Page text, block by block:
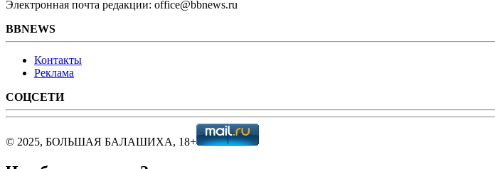
Электронная почта редакции: office@bbnews.ru
BBNEWS
Контакты
Реклама
СОЦСЕТИ
© 2025, БОЛЬШАЯ БАЛАШИХА, 18+